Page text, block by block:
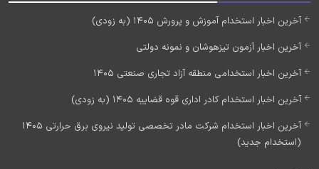
آخرین اخبار استخدام آموزش و پرورش 1405 (به زودی)
آخرین اخبار آزمون تیزهوشان و نمونه دولتی
آخرین اخبار استخدامی منطقه آزاد تجاری صنعتی 1405
آخرین اخبار استخدام کادر اداری قوه قضاییه 1405 (به زودی)
آخرین اخبار استخدام شرکت مادر تخصصی تولید نیروی برق حرارتی 1405
(استخدام جدید)